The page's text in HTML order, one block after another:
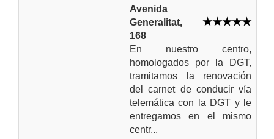
Avenida
Generalitat,
168
En nuestro centro,
homologados por la DGT,
tramitamos la renovación
del carnet de conducir vía
telemática con la DGT y le
entregamos en el mismo
centr...